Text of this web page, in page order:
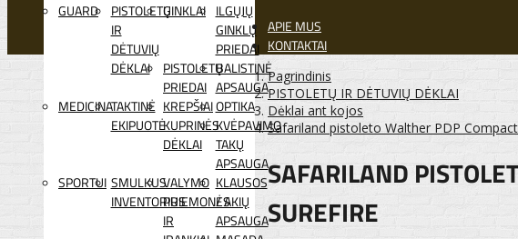
GUARD
PISTOLETŲ
IR
DĖTUVIŲ
DĖKLAI
GINKLAI ILGŲJŲ
GINKLŲ
PRIEDAI
PISTOLETŲ
PRIEDAI
BALISTINĖ
APSAUGA
MEDICINATAKTINĖ
EKIPUOTĖ
KREPŠIAI
KUPRINĖS
DĖKLAI
OPTIKA
KVĖPAVIMO
TAKŲ
APSAUGA
SPORTUI SMULKUS
INVENTORIUS
VALYMO
PRIEMONĖS
IR
KLAUSOS
/ AKIŲ
APSAUGA
APIE MUS
KONTAKTAI
Pagrindinis
PISTOLETŲ IR DĖTUVIŲ DĖKLAI
Dėklai ant kojos
Safariland pistoleto Walther PDP
SAFARILAND
SUREFIRE